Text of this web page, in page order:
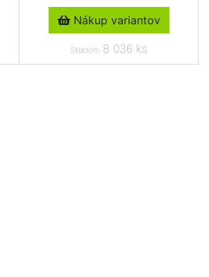
Nákup variantov
Skladom 8 036 ks